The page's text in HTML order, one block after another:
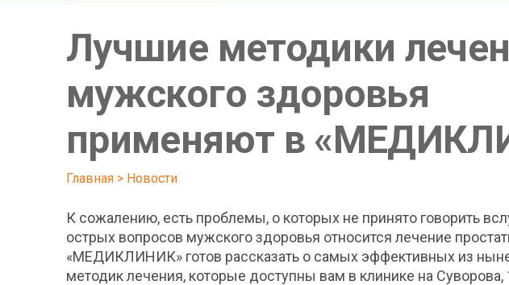
Лучшие методики
мужского здоровья
применяют в
Главная > Новости
К сожалению, есть проблемы, о которых не принято говорить
острых вопросов мужского здоровья относится лечение
«МЕДИКЛИНИК» готов рассказать о самых эффективных из
методик лечения, которые доступны вам в клинике на Суворова,